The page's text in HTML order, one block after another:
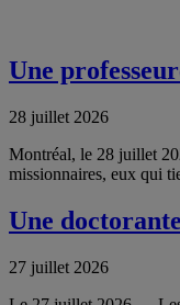
Une
28 juillet 2026
Montréal, le 28 juillet
missionnaires, eux qui
Une
27 juillet 2026